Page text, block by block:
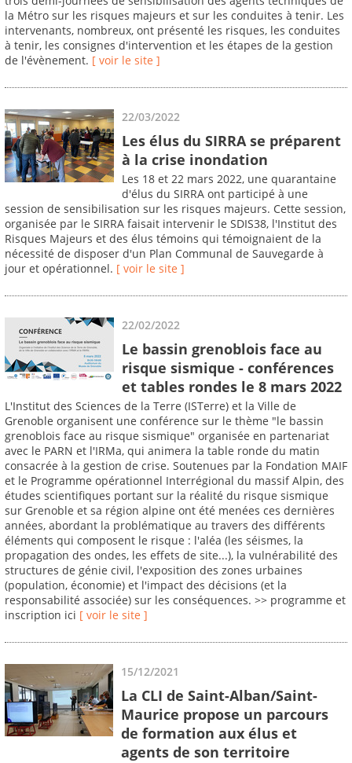
la Métro sur les risques majeurs et sur les conduites à tenir. Les
intervenants, nombreux, ont présenté les risques, les conduites
à tenir, les consignes d'intervention et les étapes de la gestion
de l'évènement. [ voir le site ]
22/03/2022
Les élus du SIRRA se préparent
à la crise inondation
Les 18 et 22 mars 2022, une quarantaine
d'élus du SIRRA ont participé à une
session de sensibilisation sur les risques majeurs. Cette session,
organisée par le SIRRA faisait intervenir le SDIS38, l'Institut des
Risques Majeurs et des élus témoins qui témoignaient de la
nécessité de disposer d'un Plan Communal de Sauvegarde à
jour et opérationnel. [ voir le site ]
22/02/2022
Le bassin grenoblois face au
risque sismique - conférences
et tables rondes le 8 mars 2022
L'Institut des Sciences de la Terre (ISTerre) et la Ville de
Grenoble organisent une conférence sur le thème "le bassin
grenoblois face au risque sismique" organisée en partenariat
avec le PARN et l'IRMa, qui animera la table ronde du matin
consacrée à la gestion de crise. Soutenues par la Fondation MAIF
et le Programme opérationnel Interrégional du massif Alpin, des
études scientifiques portant sur la réalité du risque sismique
sur Grenoble et sa région alpine ont été menées ces dernières
années, abordant la problématique au travers des différents
éléments qui composent le risque : l'aléa (les séismes, la
propagation des ondes, les effets de site...), la vulnérabilité des
structures de génie civil, l'exposition des zones urbaines
(population, économie) et l'impact des décisions (et la
responsabilité associée) sur les conséquences. >> programme et
inscription ici [ voir le site ]
15/12/2021
La CLI de Saint-Alban/Saint-
Maurice propose un parcours
de formation aux élus et
agents de son territoire